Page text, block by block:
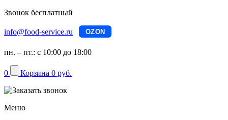
Звонок бесплатный
info@food-service.ru OZON
пн. – пт.: с 10:00 до 18:00
0 Корзина 0 руб.
Меню